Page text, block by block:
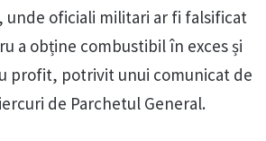
unde oficiali militari ar fi falsificat
a obține combustibil în exces și
profit, potrivit unui comunicat de
de Parchetul General.